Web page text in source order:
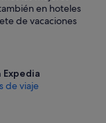
en hoteles
de vacaciones
de viaje